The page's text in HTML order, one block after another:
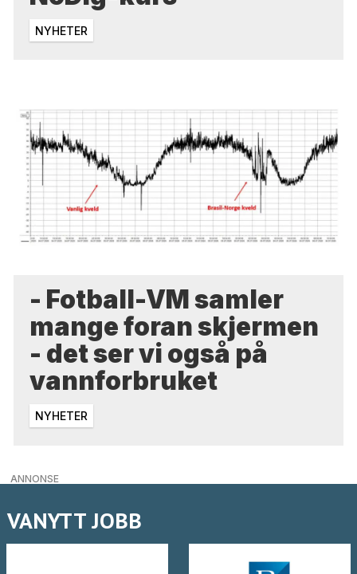
NYHETER
- Fotball-VM samler
mange foran skjermen
- det ser vi også på
vannforbruket
NYHETER
ANNONSE
VANYTT JOBB